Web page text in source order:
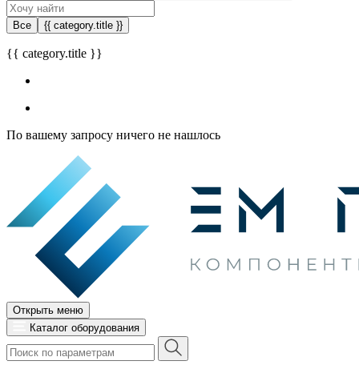
Все {{ category.title }}
{{ category.title }}
По вашему запросу ничего не нашлось
Открыть меню
Каталог оборудования